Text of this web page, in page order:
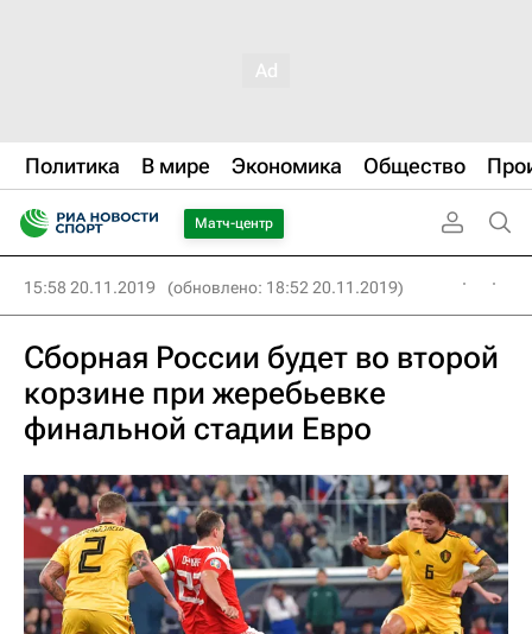
Политика В мире Экономика Общество
Матч-центр
15:58 20.11.2019 (обновлено: 18:52 20.11.2019)
Сборная России будет во второй
корзине при жеребьевке
финальной стадии Евро